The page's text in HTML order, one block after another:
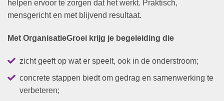
helpen ervoor te zorgen dat het werkt. Praktisch,
mensgericht en met blijvend resultaat.
Met OrganisatieGroei krijg je begeleiding die
zicht geeft op wat er speelt, ook in de onderstroom;
concrete stappen biedt om gedrag en samenwerking te
verbeteren;